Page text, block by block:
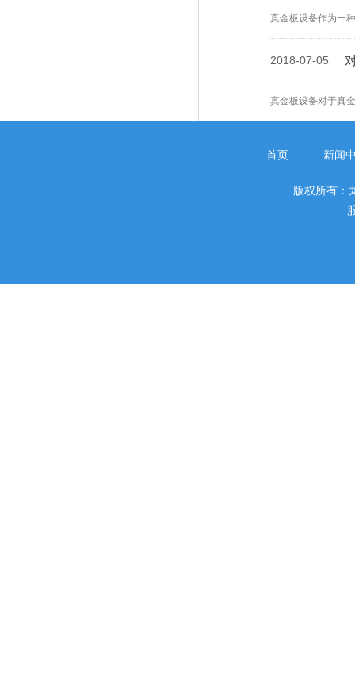
真金板设备作为一
2018-07-05
真金板设备对于真
首页 新闻
版权所有：